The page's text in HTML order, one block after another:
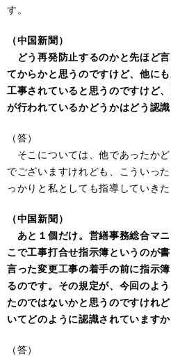
す。
（中国新聞）
どう再発防止するのかと先ほど
てからかと思うのですけど、他に
工事されていると思うのですけど
が行われているかどうかはどう認識
（答）
そこについては、他であったか
でございますけれども、こういっ
っかりと私としても指導していきた
（中国新聞）
あと１個だけ。営繕事務総合マ
こで工事打合せ指示簿というのが
言った変更工事の着手の前に指示
るのです。その規定が、今回のよ
たのではないかと思うのですけれ
いてどのように認識されていますか
（答）